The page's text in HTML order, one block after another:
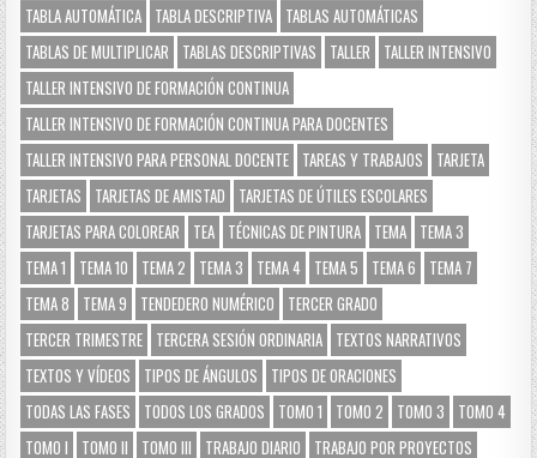
TABLA AUTOMÁTICA TABLA DESCRIPTIVA TABLAS AUTOMÁTICAS
TABLAS DE MULTIPLICAR
TABLAS DESCRIPTIVAS TALLER
TALLER INTENSIVO
TALLER INTENSIVO DE FORMACIÓN CONTINUA
TALLER INTENSIVO DE FORMACIÓN CONTINUA PARA DOCENTES
TALLER INTENSIVO PARA PERSONAL DOCENTE TAREAS Y TRABAJOS
TARJETA
TARJETAS
TARJETAS DE AMISTAD
TARJETAS DE ÚTILES ESCOLARES
TARJETAS PARA COLOREAR
TEA TÉCNICAS DE PINTURA TEMA TEMA 3
TEMA 1
TEMA 10 TEMA 2 TEMA 3 TEMA 4 TEMA 5 TEMA 6
TEMA 7
TEMA 8
TEMA 9 TENDEDERO NUMÉRICO
TERCER GRADO
TERCER TRIMESTRE TERCERA SESIÓN ORDINARIA TEXTOS NARRATIVOS
TEXTOS Y VÍDEOS
TIPOS DE ÁNGULOS
TIPOS DE ORACIONES
TODAS LAS FASES
TODOS LOS GRADOS TOMO 1 TOMO 2 TOMO 3
TOMO 4
TOMO I
TOMO II TOMO III TRABAJO DIARIO
TRABAJO POR PROYECTOS